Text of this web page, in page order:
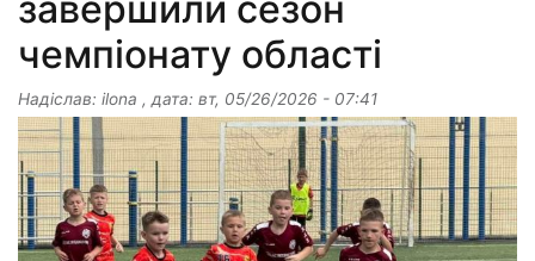
завершили сезон
чемпіонату області
Надіслав: ilona , дата: вт, 05/26/2026 - 07:41